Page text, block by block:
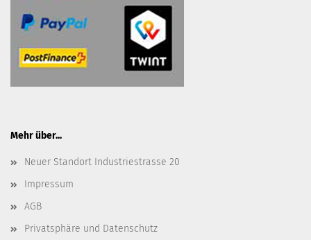
Mehr über...
Neuer Standort Industriestrasse 20
Impressum
AGB
Privatsphäre und Datenschutz